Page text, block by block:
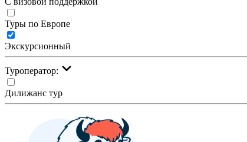
Туры по Европе
Экскурсионный
Туроператор:
Дилижанс тур